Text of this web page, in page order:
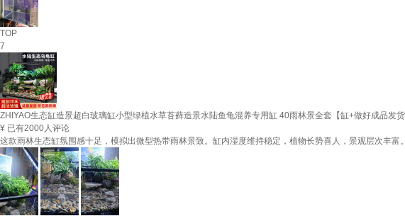
TOP
7
ZHIYAO生态缸造景超白玻璃缸小型绿植水草苔藓造景水陆鱼龟混养专用缸 40雨林景全套【缸+做好成品发货
¥ 已有2000人评论
这款雨林生态缸氛围感十足，模拟出微型热带雨林景致。缸内湿度维持稳定，植物长势喜人，景观层次丰